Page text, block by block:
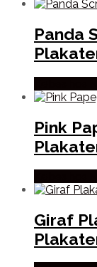
Panda
Pink
Giraf